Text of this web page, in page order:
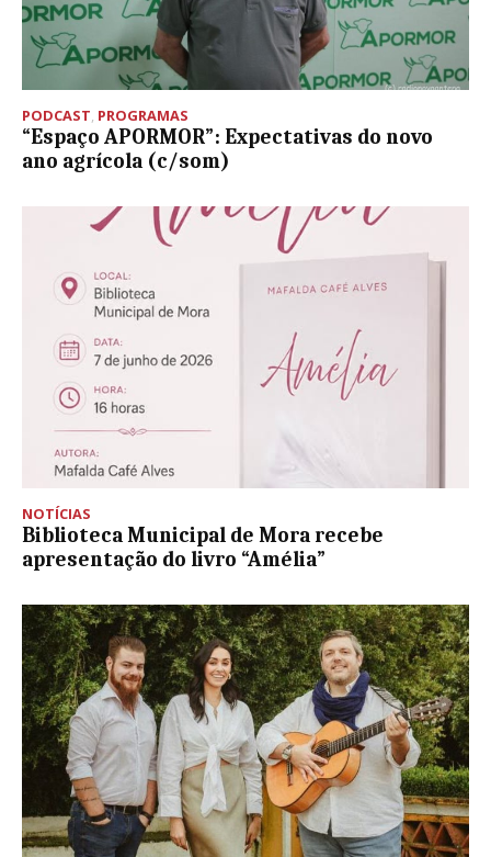
PODCAST, PROGRAMAS
“Espaço APORMOR”: Expectativas do novo
ano agrícola (c/som)
NOTÍCIAS
Biblioteca Municipal de Mora recebe
apresentação do livro “Amélia”